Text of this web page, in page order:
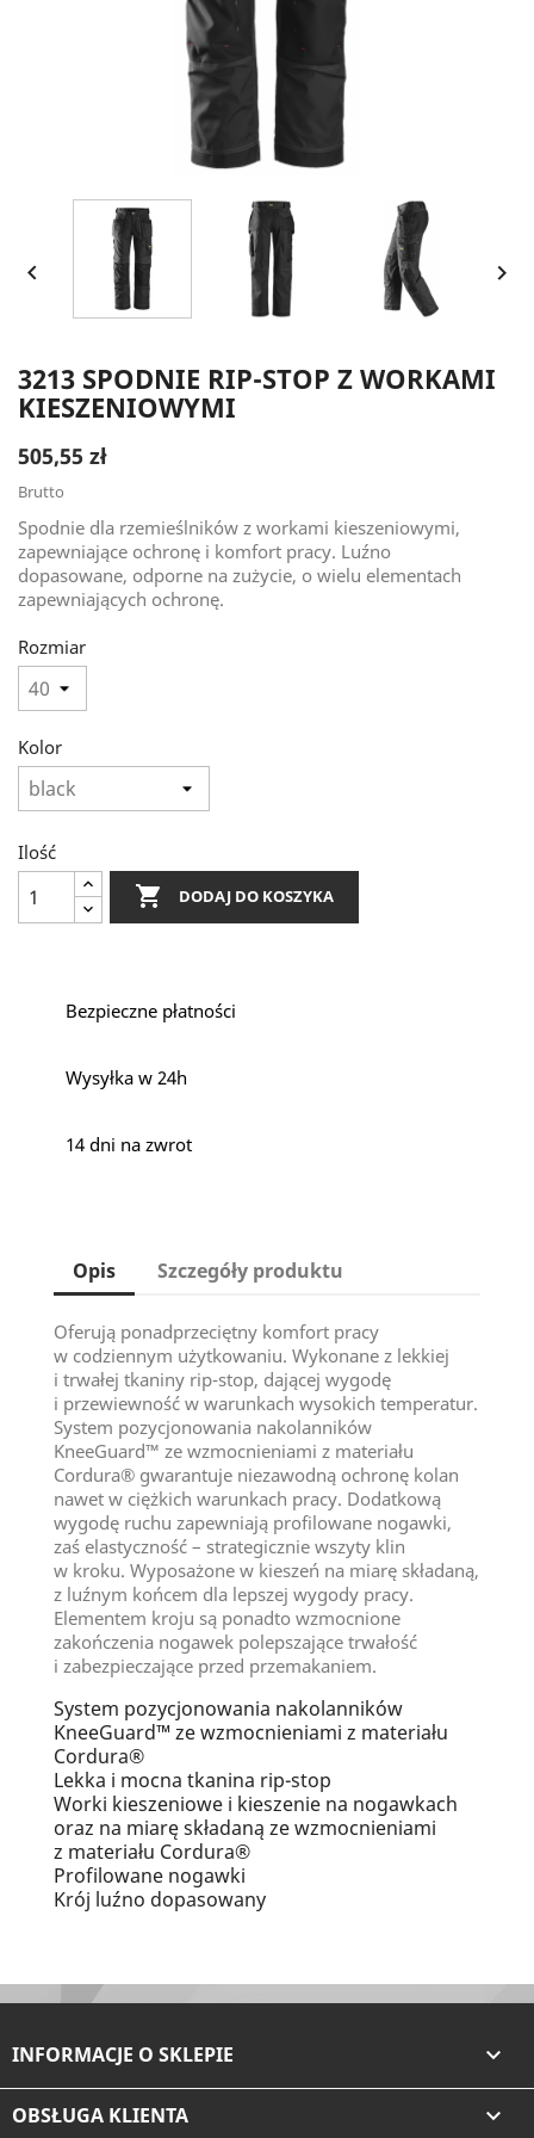
 
3213 SPODNIE RIP-STOP Z WORKAMI
KIESZENIOWYMI
505,55 zł
Brutto
Spodnie dla rzemieślników z workami kieszeniowymi,
zapewniające ochronę i komfort pracy. Luźno
dopasowane, odporne na zużycie, o wielu elementach
zapewniających ochronę.
Rozmiar
Kolor
Ilość
 DODAJ DO KOSZYKA
Bezpieczne płatności
Wysyłka w 24h
14 dni na zwrot
Opis Szczegóły produktu
Oferują ponadprzeciętny komfort pracy
w codziennym użytkowaniu. Wykonane z lekkiej
i trwałej tkaniny rip-stop, dającej wygodę
i przewiewność w warunkach wysokich temperatur.
System pozycjonowania nakolanników
KneeGuard™ ze wzmocnieniami z materiału
Cordura® gwarantuje niezawodną ochronę kolan
nawet w ciężkich warunkach pracy. Dodatkową
wygodę ruchu zapewniają profilowane nogawki,
zaś elastyczność – strategicznie wszyty klin
w kroku. Wyposażone w kieszeń na miarę składaną,
z luźnym końcem dla lepszej wygody pracy.
Elementem kroju są ponadto wzmocnione
zakończenia nogawek polepszające trwałość
i zabezpieczające przed przemakaniem.
System pozycjonowania nakolanników
KneeGuard™ ze wzmocnieniami z materiału
Cordura®
Lekka i mocna tkanina rip-stop
Worki kieszeniowe i kieszenie na nogawkach
oraz na miarę składaną ze wzmocnieniami
z materiału Cordura®
Profilowane nogawki
Krój luźno dopasowany
INFORMACJE O SKLEPIE 
OBSŁUGA KLIENTA 